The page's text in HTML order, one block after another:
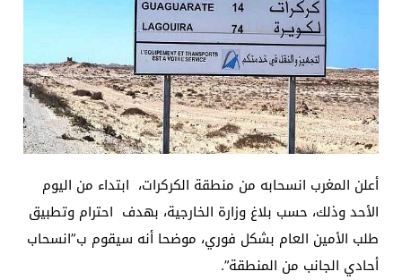
أعلن المغرب انسحابه من منطقة الكركرات، ابتداء من اليوم
الأحد وذلك، حسب بلاغ وزارة الخارجية، بهدف احترام وتطبيق
طلب الأمين العام بشكل فوري، موضحا أنه سيقوم ب”انسحاب
أحادي الجانب من المنطقة”.